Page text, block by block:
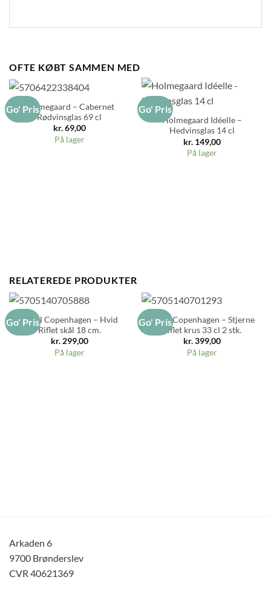
OFTE KØBT SAMMEN MED
Go' PrisHolmegaard – Cabernet
Rødvinsglas 69 cl
kr.69,00
På lager
Go' Pris
Holmegaard Idéelle –
Hedvinsglas 14 cl
kr.149,00
På lager
RELATEREDE PRODUKTER
Go' PrisRoyal Copenhagen – Hvid
Riflet skål 18 cm.
kr.299,00
På lager
Go' Pris
Royal Copenhagen – Stjerne
Riflet krus 33 cl 2 stk.
kr.399,00
På lager
Arkaden 6
9700 Brønderslev
CVR 40621369